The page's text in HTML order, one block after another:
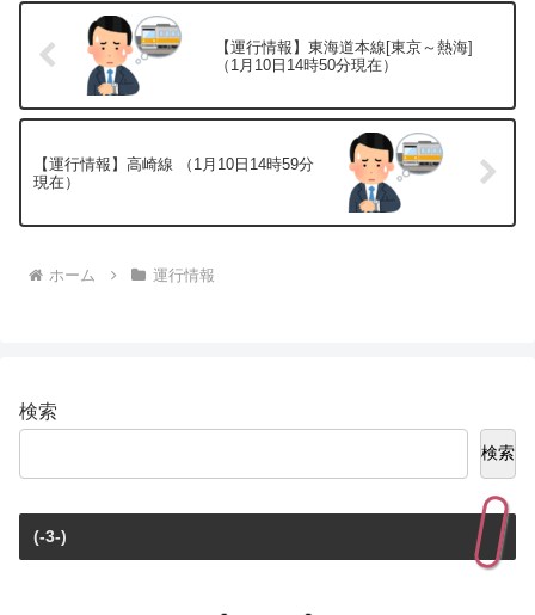
【運行情報】東海道本線[東京～熱海]
（1月10日14時50分現在）
【運行情報】高崎線 （1月10日14時59分
現在）
ホーム 運行情報
検索
検索
(-3-)